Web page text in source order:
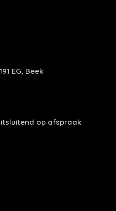
EG, Beek
op afspraak